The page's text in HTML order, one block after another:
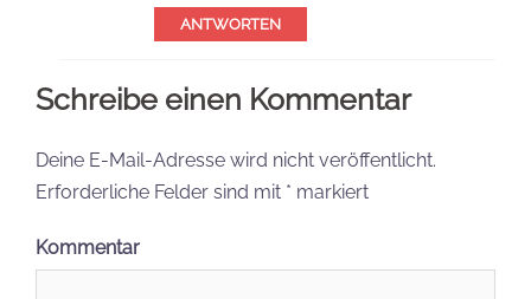
ANTWORTEN
Schreibe einen Kommentar
Deine E-Mail-Adresse wird nicht veröffentlicht.
Erforderliche Felder sind mit * markiert
Kommentar